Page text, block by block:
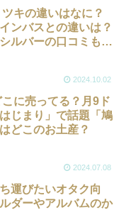
キの違いはなに？
ンバスとの違いは？
ルバーの口コミも紹
2024.10.02
に売ってる？月9ド
じまり」で話題「鳩
どこのお土産？
2024.07.08
運びたいオタク向
ダーやアルバムのか